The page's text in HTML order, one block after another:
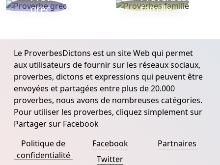
grec
famille
Le ProverbesDictons est un site Web qui permet
aux utilisateurs de fournir sur les réseaux sociaux,
proverbes, dictons et expressions qui peuvent être
envoyées et partagées entre plus de 20.000
proverbes, nous avons de nombreuses catégories.
Pour utiliser les proverbes, cliquez simplement sur
Partager sur Facebook
Politique de
confidentialité
Facebook
Twitter
Partnaires